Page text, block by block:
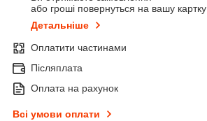
або гроші повернуться на вашу картку
Детальніше
Оплатити частинами
Післяплата
Оплата на рахунок
Всі умови оплати